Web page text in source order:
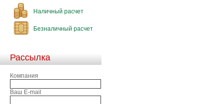
Наличный расчет
Безналичный расчет
Рассылка
Компания
Ваш E-mail